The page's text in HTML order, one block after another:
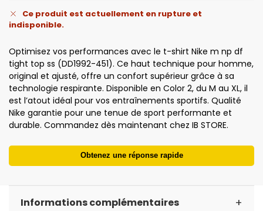
Ce produit est actuellement en rupture et
indisponible.
Optimisez vos performances avec le t-shirt Nike m np df
tight top ss (DD1992-451). Ce haut technique pour homme,
original et ajusté, offre un confort supérieur grâce à sa
technologie respirante. Disponible en Color 2, du M au XL, il
est l’atout idéal pour vos entraînements sportifs. Qualité
Nike garantie pour une tenue de sport performante et
durable. Commandez dès maintenant chez IB STORE.
Obtenez une réponse rapide
Informations complémentaires +